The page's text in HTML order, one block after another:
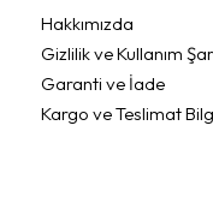
Hakkımızda
Gizlilik ve Kullanım
Garanti ve İade
Kargo ve Teslimat